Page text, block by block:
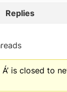
Replies
Á’ is closed to